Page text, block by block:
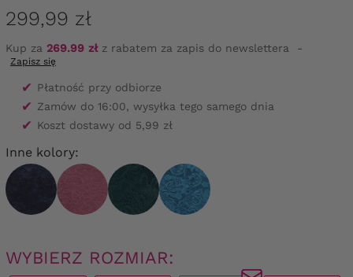
299,99 zł
Kup za 269.99 złz rabatem za zapis do newslettera -
Zapisz się
✔ Płatność przy odbiorze
✔ Zamów do 16:00, wysyłka tego samego dnia
✔ Koszt dostawy od 5,99 zł
Inne kolory:
WYBIERZ ROZMIAR: